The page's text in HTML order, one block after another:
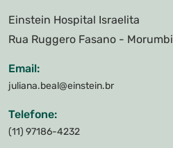
Einstein Hospital Israelita
Rua Ruggero Fasano - Morumbi
Email:
juliana.beal@einstein.br
Telefone:
(11) 97186-4232